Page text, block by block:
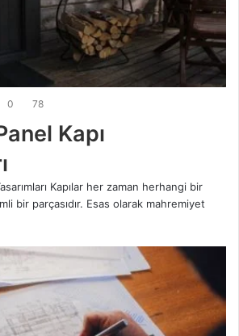
0 78
Kapı
Kapılar her zaman herhangi bir
bir parçasıdır. Esas olarak mahremiyet